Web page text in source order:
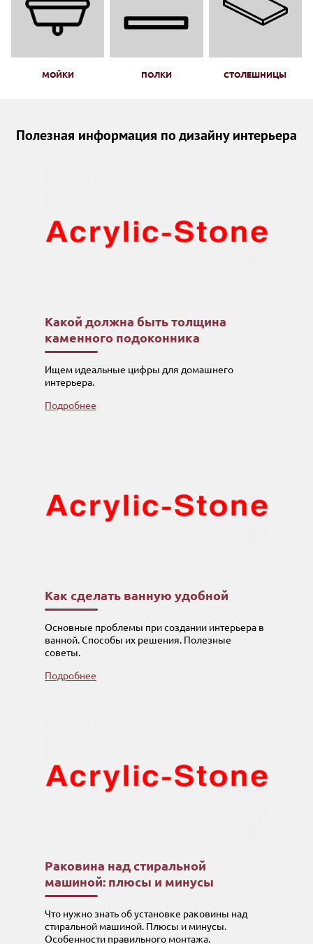
МОЙКИ ПОЛКИ СТОЛЕШНИЦЫ
Полезная информация по дизайну интерьера
Какой должна быть толщина
каменного подоконника
Ищем идеальные цифры для домашнего
интерьера.
Подробнее
Как сделать ванную удобной
Основные проблемы при создании интерьера в
ванной. Способы их решения. Полезные
советы.
Подробнее
Раковина над стиральной
машиной: плюсы и минусы
Что нужно знать об установке раковины над
стиральной машиной. Плюсы и минусы.
Особенности правильного монтажа.